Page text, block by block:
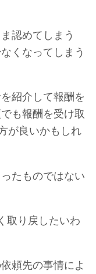
認めてしまう
くなってしまう
紹介して報酬を
も報酬を受け取
が良いかもしれ
たものではない
取り戻したいわ
頼先の事情によ